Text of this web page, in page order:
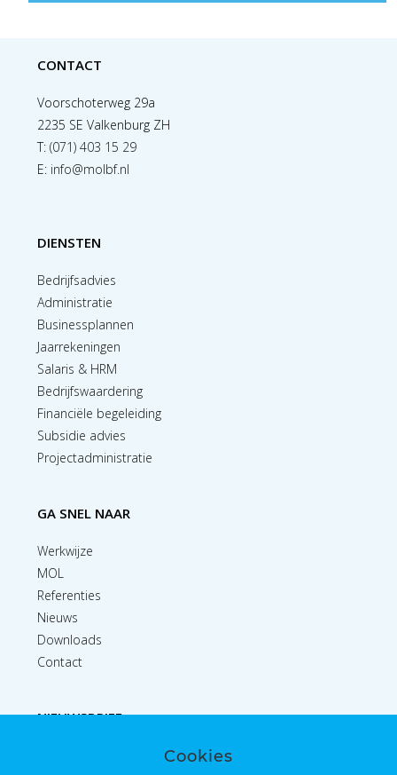
CONTACT
Voorschoterweg 29a
2235 SE Valkenburg ZH
T:(071) 403 15 29
E: info@molbf.nl
DIENSTEN
Bedrijfsadvies
Administratie
Businessplannen
Jaarrekeningen
Salaris & HRM
Bedrijfswaardering
Financiële begeleiding
Subsidie advies
Projectadministratie
GA SNEL NAAR
Werkwijze
MOL
Referenties
Nieuws
Downloads
Contact
NIEUWSBRIEF
Cookies